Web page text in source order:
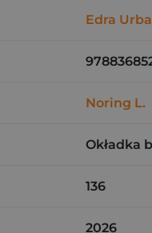
Edra
Noring L.
Okładka
136
2026